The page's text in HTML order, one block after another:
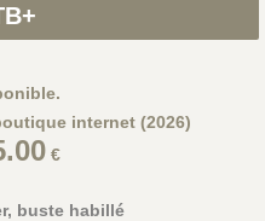
internet (2026)
€
buste habillé